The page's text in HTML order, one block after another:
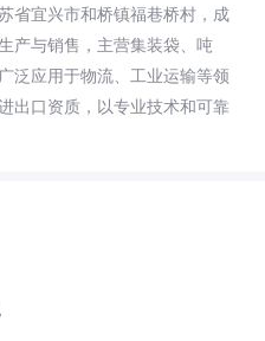
省宜兴市和桥镇福巷桥村，成
产与销售，主营集装袋、吨
泛应用于物流、工业运输等领
出口资质，以专业技术和可靠